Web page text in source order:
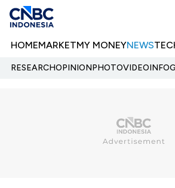
HOMEMARKETMY MONEYNEWS
RESEARCHOPINIONPHOTOVIDEO